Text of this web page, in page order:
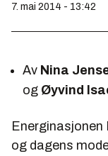
7. mai 2014 - 13:42
Av Nina
og Øyvind
Energinasjonen
og dagens